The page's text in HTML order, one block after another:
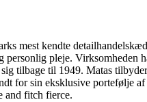
mest kendte
personlig pleje. Virksomheden
tilbage til 1949. Matas
for sin eksklusive portefølje
and fitch fierce.